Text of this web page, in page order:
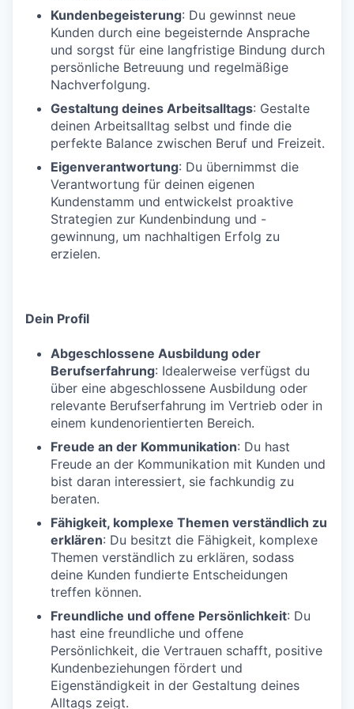
Kundenbegeisterung: Du gewinnst neue
Kunden durch eine begeisternde Ansprache
und sorgst für eine langfristige Bindung durch
persönliche Betreuung und regelmäßige
Nachverfolgung.
Gestaltung deines Arbeitsalltags: Gestalte
deinen Arbeitsalltag selbst und finde die
perfekte Balance zwischen Beruf und Freizeit.
Eigenverantwortung: Du übernimmst die
Verantwortung für deinen eigenen
Kundenstamm und entwickelst proaktive
Strategien zur Kundenbindung und -
gewinnung, um nachhaltigen Erfolg zu
erzielen.
Dein Profil
Abgeschlossene Ausbildung oder
Berufserfahrung: Idealerweise verfügst du
über eine abgeschlossene Ausbildung oder
relevante Berufserfahrung im Vertrieb oder in
einem kundenorientierten Bereich.
Freude an der Kommunikation: Du hast
Freude an der Kommunikation mit Kunden und
bist daran interessiert, sie fachkundig zu
beraten.
Fähigkeit, komplexe Themen verständlich zu
erklären: Du besitzt die Fähigkeit, komplexe
Themen verständlich zu erklären, sodass
deine Kunden fundierte Entscheidungen
treffen können.
Freundliche und offene Persönlichkeit: Du
hast eine freundliche und offene
Persönlichkeit, die Vertrauen schafft, positive
Kundenbeziehungen fördert und
Eigenständigkeit in der Gestaltung deines
Alltags zeigt.